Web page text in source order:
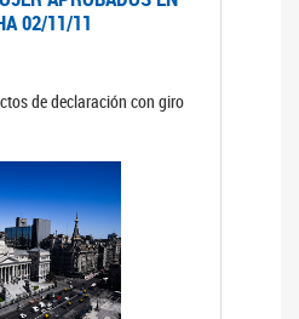
02/11/11
de declaración con giro